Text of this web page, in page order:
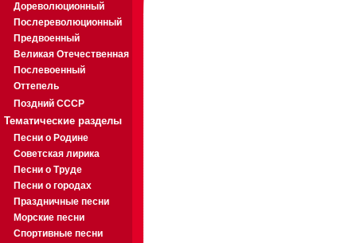
Дореволюционный
Послереволюционный
Предвоенный
Великая Отечественная
Послевоенный
Оттепель
Поздний СССР
Тематические разделы
Песни о Родине
Советская лирика
Песни о Труде
Песни о городах
Праздничные песни
Морские песни
Спортивные песни